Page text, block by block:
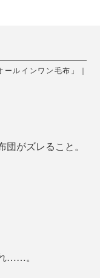
ルインワン毛布」｜
がズレること。
……。